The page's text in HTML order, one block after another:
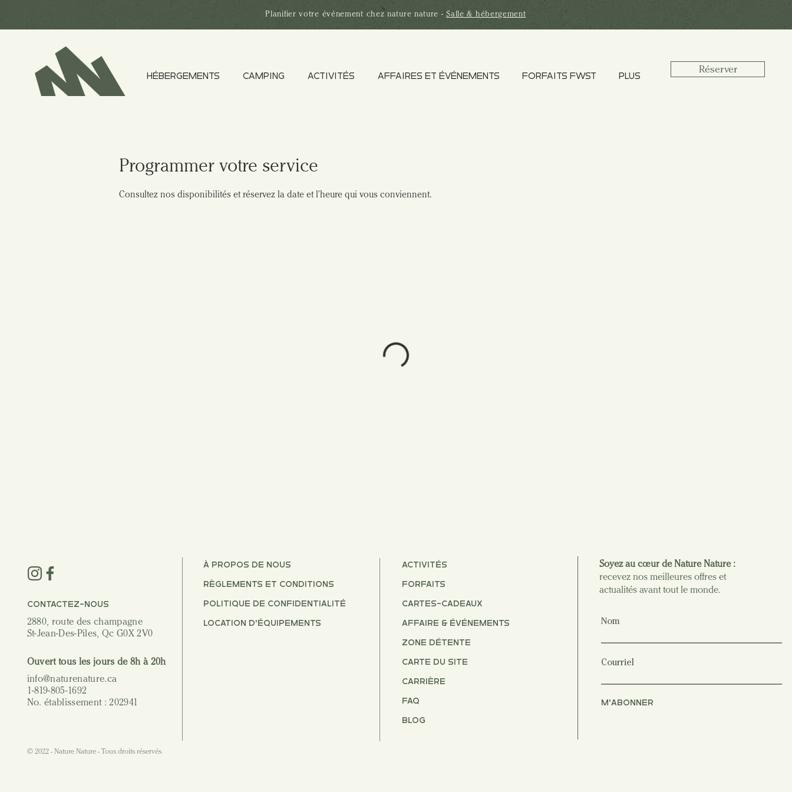
Planifier votreévénement chez nature nature -Salle & hébergement
HÉBERGEMENTS CAMPING ACTIVITÉS AFFAIRES ET ÉVÉNEMENTS FORFAITS FWST PLUS
Réserver
Programmer votre service
Consultez nos disponibilités et réservez la date et l'heure qui vous conviennent.
CONTACTEZ-NOUS
2880, route des champagne
St-Jean-Des-Piles, Qc G0X 2V0
Ouvert tous les jours de 8h à 20h
info@naturenature.ca
1-819-805-1692
No. établissement : 202941
© 2022 - Nature Nature - Tous droits réservés
À PROPOS DE NOUS
RÈGLEMENTS ET CONDITIONS
POLITIQUE DE CONFIDENTIALITÉ
LOCATION D'ÉQUIPEMENTS
ACTIVITÉS
FORFAITS
CARTEs-CADEAUx
AFFAIRE & ÉVÉNEMENTS
ZONE DÉTENTE
CARTE DU SITE
CARRIÈRE
FAQ
BLOG
Soyez au cœur de Nature Nature :
recevez nos meilleures offres et
actualités avant tout le monde.
Nom
Courriel
M'ABONNER